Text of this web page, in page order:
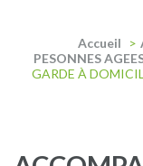
Accueil >
PESONNES
GARDE À